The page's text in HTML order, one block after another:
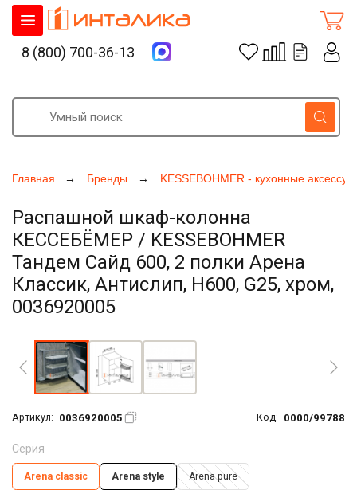
Главная Бренды KESSEBOHMER - кухонные
Распашной шкаф-колонна
КЕССЕБЁМЕР / KESSEBOHMER
Тандем Сайд 600, 2 полки Арена
Классик, Антислип, H600, G25, хром,
0036920005
Артикул: 0036920005 Код: 0000/99788
Серия
Arena classic Arena style Arena pure
8 (800) 700-36-13